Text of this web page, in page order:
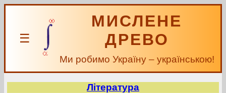
☰
МИСЛЕНЕ
ДРЕВО
Ми робимо Україну – українською!
Література